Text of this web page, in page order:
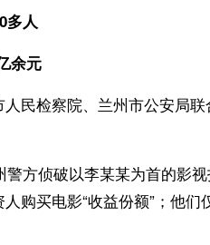
多人
余元
人民检察院、兰州市公安局
警方侦破以李某某为首的影
购买电影“收益份额”；他